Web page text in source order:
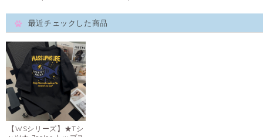
最近チェックした商品
【WSシリーズ】★Tシ